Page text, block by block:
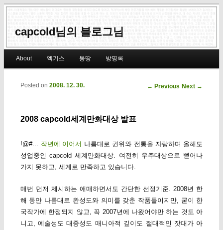
capcold님의 블로그님
Skip to primary content
Skip to secondary content
About 엑기스 몽땅 방명록
Post navigation
← Previous Next →
2008 capcold세계만화대상 발표
Posted on 2008. 12. 30.
!@#… 작년에 이어서 나름대로 권위와 전통을 자랑하며 올해도
성업중인 capcold 세계만화대상. 여전히 우주대상으로 뻗어나
가지 못하고, 세계로 만족하고 있습니다.
매번 먼저 제시하는 애매하면서도 간단한 선정기준. 2008년 한
해 동안 나름대로 완성도와 의미를 갖춘 작품들이지만, 굳이 한
국작가에 한정되지 않고, 꼭 2007년에 나왔어야만 하는 것도 아
니고, 예술성도 대중성도 매니아적 깊이도 절대적인 잣대가 아